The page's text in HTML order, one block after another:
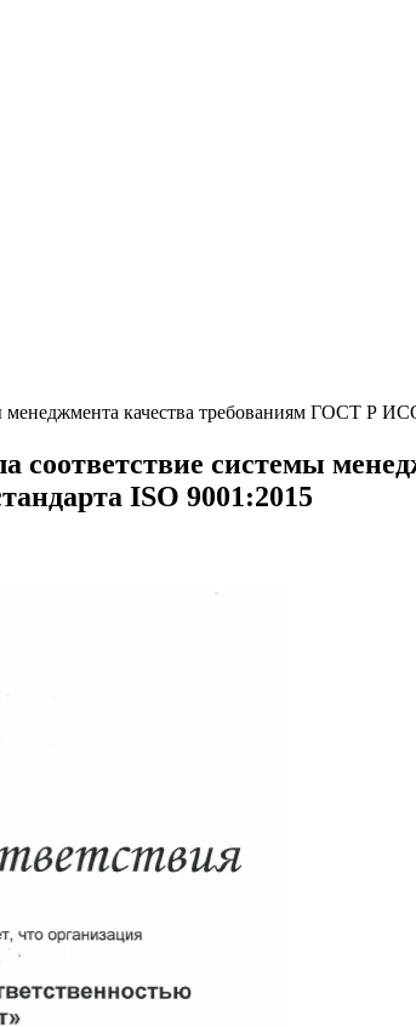
качества требованиям ГОСТ Р
соответствие системы
ISO 9001:2015